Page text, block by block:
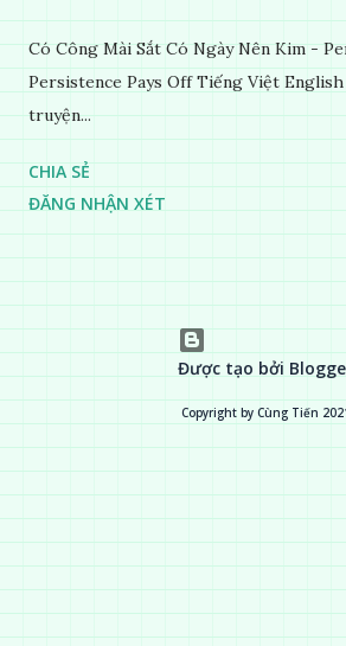
Có Công Mài Sắt Có Ngày Nên Kim -
Persistence Pays Off Tiếng Việt
truyện...
CHIA SẺ
ĐĂNG NHẬN XÉT
Được tạo bởi
Copyright by Cùng Tiến 2021